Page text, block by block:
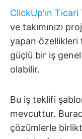
ClickUp'ın
ve takımınızı
yapan özellikleri
güçlü bir iş genel
olabilir.
Bu iş teklifi
mevcuttur.
çözümlerle